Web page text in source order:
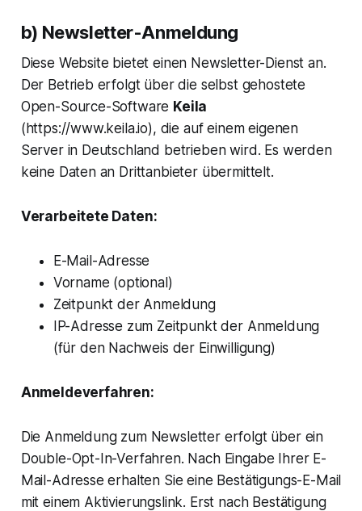
b) Newsletter-Anmeldung
Diese Website bietet einen Newsletter-Dienst an.
Der Betrieb erfolgt über die selbst gehostete
Open-Source-Software Keila
(https://www.keila.io), die auf einem eigenen
Server in Deutschland betrieben wird. Es werden
keine Daten an Drittanbieter übermittelt.
Verarbeitete Daten:
E-Mail-Adresse
Vorname (optional)
Zeitpunkt der Anmeldung
IP-Adresse zum Zeitpunkt der Anmeldung
(für den Nachweis der Einwilligung)
Anmeldeverfahren:
Die Anmeldung zum Newsletter erfolgt über ein
Double-Opt-In-Verfahren. Nach Eingabe Ihrer E-
Mail-Adresse erhalten Sie eine Bestätigungs-E-Mail
mit einem Aktivierungslink. Erst nach Bestätigung